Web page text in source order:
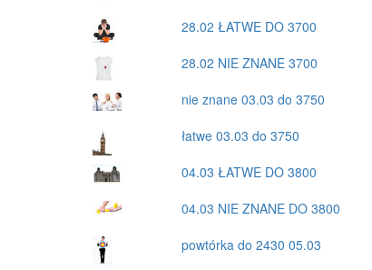
28.02 ŁATWE DO 3700
28.02 NIE ZNANE 3700
nie znane 03.03 do 3750
łatwe 03.03 do 3750
04.03 ŁATWE DO 3800
04.03 NIE ZNANE DO 3800
powtórka do 2430 05.03